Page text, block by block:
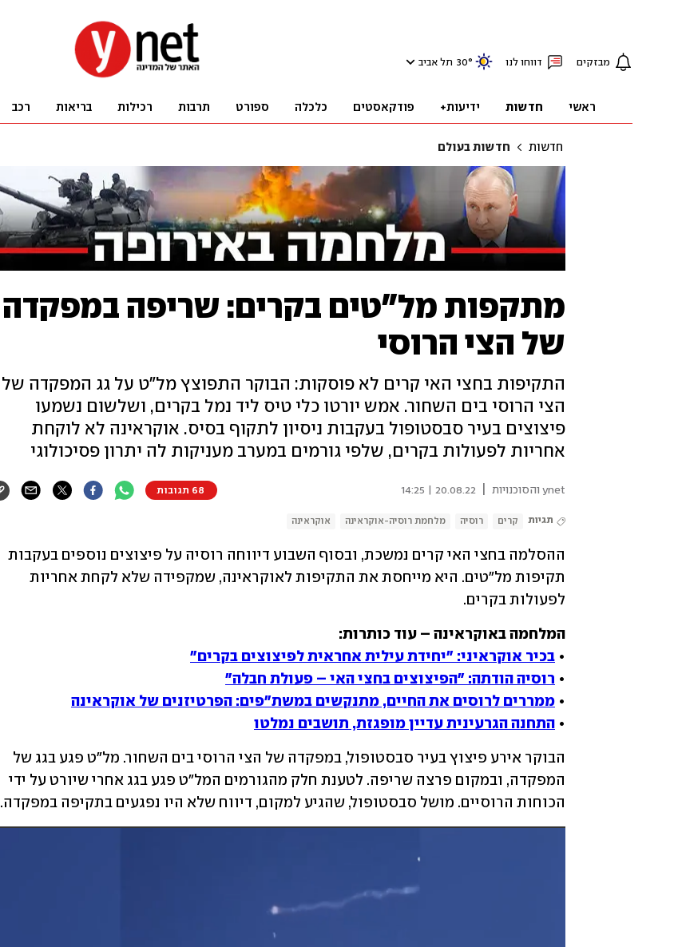
מבזקים דווחו לנו 30° תל אביב
ראשי חדשות ידיעות+ פודקאסטים כלכלה ספורט תרבות רכילות בריאות רכב
חדשות חדשות בעולם
מתקפות מל"טים בקרים: שריפה במפקדה
של הצי הרוסי
התקיפות בחצי האי קרים לא פוסקות: הבוקר התפוצץ מל"ט על גג המפקדה של
הצי הרוסי בים השחור. אמש יורטו כלי טיס ליד נמל בקרים, ושלשום נשמעו
פיצוצים בעיר סבסטופול בעקבות ניסיון לתקוף בסיס. אוקראינה לא לוקחת
אחריות לפעולות בקרים, שלפי גורמים במערב מעניקות לה יתרון פסיכולוגי
ynet והסוכנויות 20.08.22 | 14:25 68 תגובות
תגיות קרים רוסיה מלחמת רוסיה-אוקראינה אוקראינה
לפעולות בקרים.
• בכיר אוקראיני: "יחידת עילית אחראית לפיצוצים בקרים"
• רוסיה הודתה: "הפיצוצים בחצי האי – פעולת חבלה"
• ממררים לרוסים את החיים, מתנקשים במשת"פים: הפרטיזנים של אוקראינה
• התחנה הגרעינית עדיין מופגזת, תושבים נמלטו
הכוחות הרוסיים. מושל סבסטופול, שהגיע למקום, דיווח שלא היו נפגעים בתקיפה במפקדה.